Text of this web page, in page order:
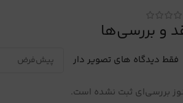
و بررسی‌ها
فقط دیدگاه های تصویر دار
بررسی‌ای ثبت نشده است.